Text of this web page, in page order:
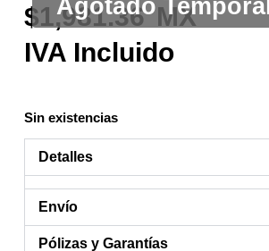
1,981.36
Sin existencias
Detalles
Envío
Pólizas y Garantías